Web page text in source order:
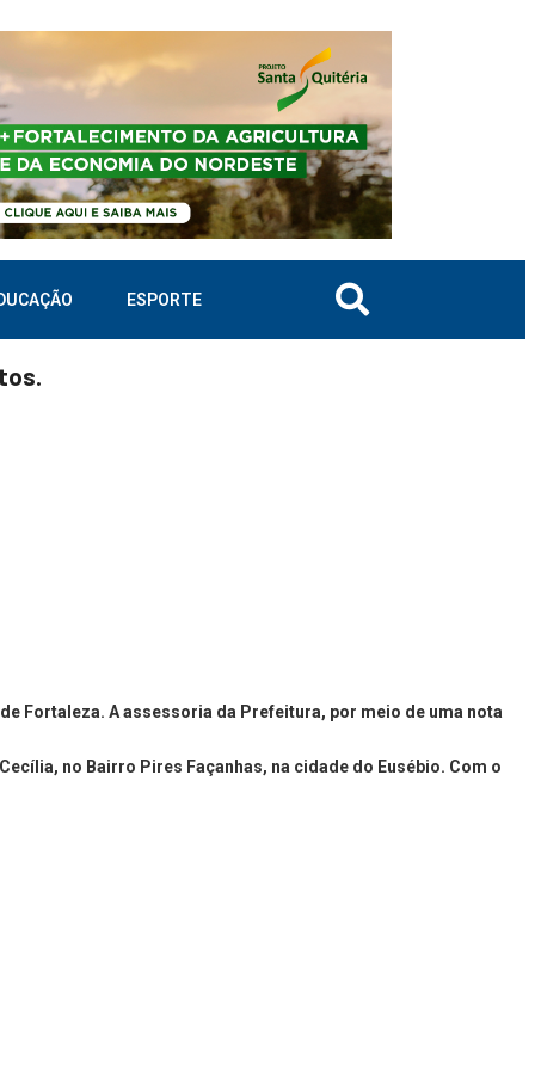
ESPORTE
Fortaleza. A assessoria da Prefeitura, por meio de uma nota
no Bairro Pires Façanhas, na cidade do Eusébio. Com o